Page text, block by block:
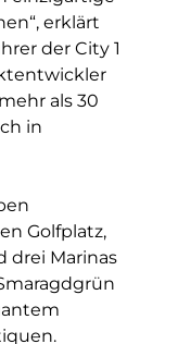
erklärt
der City 1
als 30
in
Golfplatz,
drei Marinas